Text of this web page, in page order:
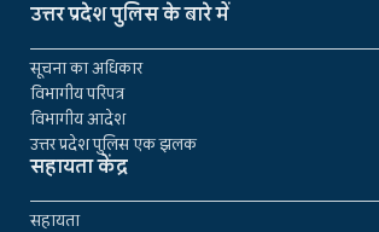
उत्तर प्रदेश पुलिस के बारे में
सूचना का अधिकार
विभागीय परिपत्र
विभागीय आदेश
उत्तर प्रदेश पुलिस एक झलक
सहायता केंद्र
सहायता